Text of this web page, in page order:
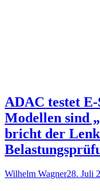
ADAC testet E-
Modellen sind
bricht der
Wilhelm Wagner28. Juli